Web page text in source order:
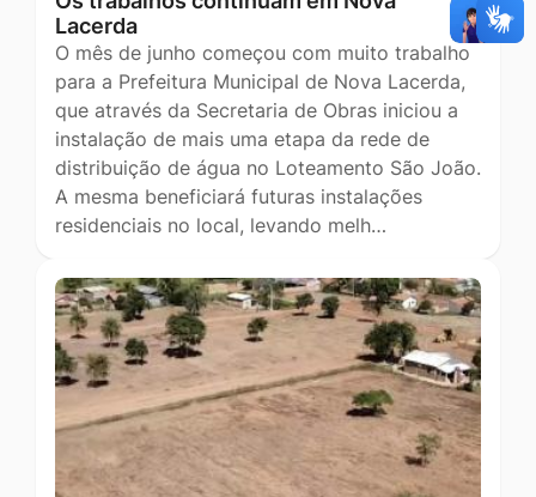
Lacerda
O mês de junho começou com muito trabalho
para a Prefeitura Municipal de Nova Lacerda,
que através da Secretaria de Obras iniciou a
instalação de mais uma etapa da rede de
distribuição de água no Loteamento São João.
A mesma beneficiará futuras instalações
residenciais no local, levando melh…